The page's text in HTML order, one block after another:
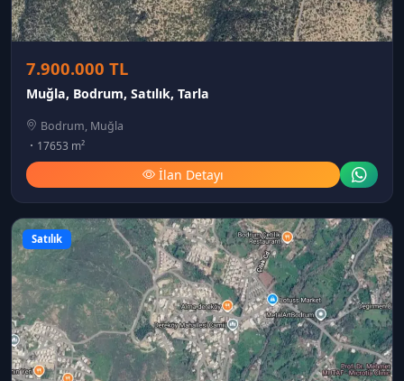
7.900.000 TL
Muğla, Bodrum, Satılık, Tarla
Bodrum, Muğla
17653 m²
İlan Detayı
Satılık